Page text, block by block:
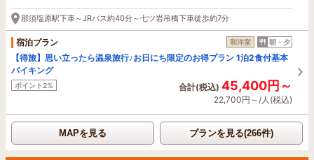
1時間前に予約されました
那須塩原駅下車～JRバス約40分～七ツ岩吊橋下車徒歩約7分
宿泊プラン 和洋室 朝・夕
【得旅】思い立ったら温泉旅行♪お日にち限定のお得プラン 1泊2食付基本
バイキング
ポイント2% 合計(税込) 45,400円～
22,700円～/人(税込)
MAPを見る プランを見る(266件)